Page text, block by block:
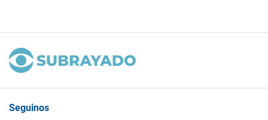
Seguinos